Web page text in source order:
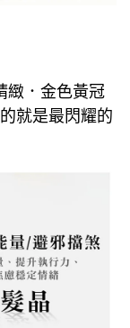
緻．金色黃冠
就是最閃耀的